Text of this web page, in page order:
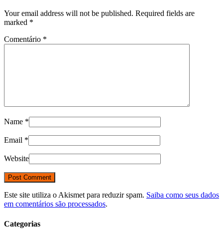
Your email address will not be published. Required fields are
marked *
Comentário *
Name *
Email *
Website
Este site utiliza o Akismet para reduzir spam. Saiba como seus dados
em comentários são processados.
Categorias